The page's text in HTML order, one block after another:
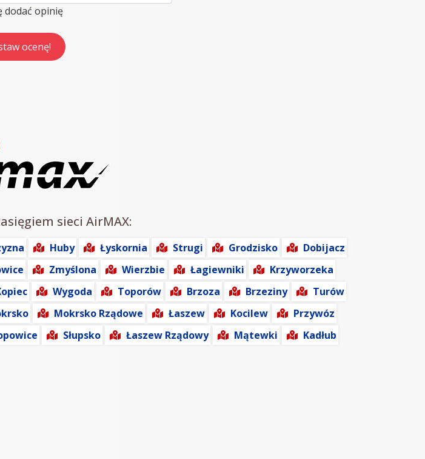
dodać opinię
sieci AirMAX:
Huby Łyskornia Strugi Grodzisko
Dobijacz
Zmyślona Wierzbie Łagiewniki
Krzyworzeka
Wygoda Toporów Brzoza Brzeziny
Turów
Mokrsko Rządowe Łaszew Kocilew
Przywóz
Słupsko Łaszew Rządowy Mątewki Kadłub